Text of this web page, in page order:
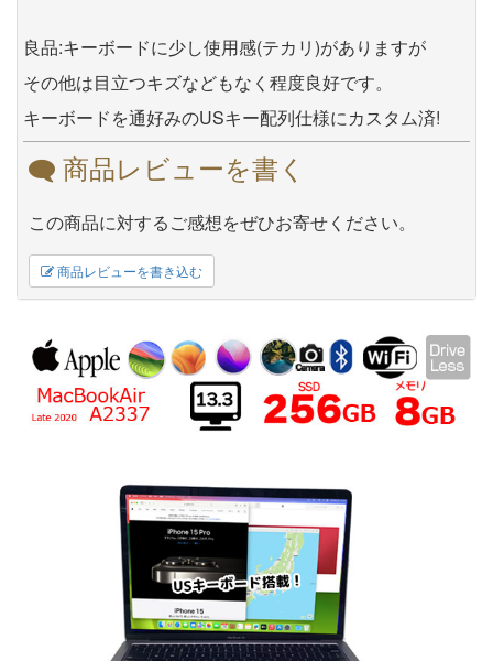
良品:キーボードに少し使用感(テカリ)がありますが
その他は目立つキズなどもなく程度良好です。
キーボードを通好みのUSキー配列仕様にカスタム済!
商品レビューを書く
この商品に対するご感想をぜひお寄せください。
商品レビューを書き込む